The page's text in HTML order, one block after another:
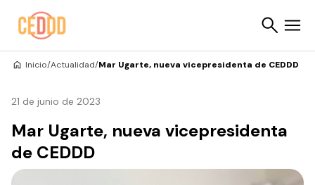
Inicio/Actualidad/Mar Ugarte, nueva vicepresidenta de CEDDD
21 de junio de 2023
Mar Ugarte, nueva vicepresidenta
de CEDDD